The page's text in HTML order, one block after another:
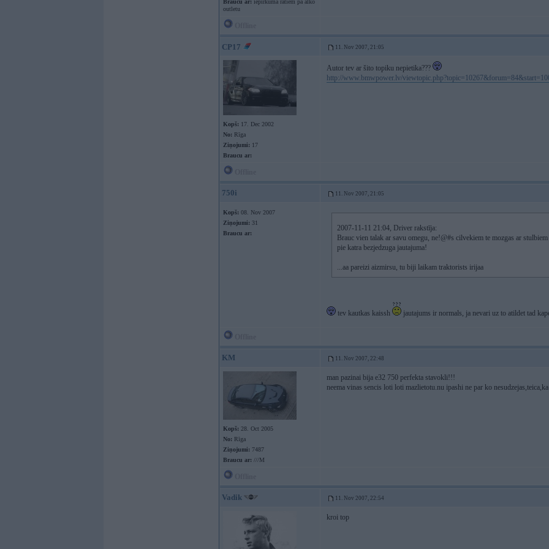
Braucu ar: iepirkuma ratiem pa alko
outletu
CP17 11. Nov 2007, 21:05
Kopš: 17. Dec 2002
No: Rīga
Ziņojumi: 17
Braucu ar:
Autor tev ar šito topiku nepietika???
http://www.bmwpower.lv/
750i 11. Nov 2007, 21:05
Kopš: 08. Nov 2007
Ziņojumi: 31
Braucu ar:
2007-11-11 21:04, Driver rakstīja:
Brauc vien talak ar savu omegu, ne!@#s cilvekiem te mozgas ar
pie katra bezjedzuga jautajuma!
...aa pareizi aizmirsu, tu biji laikam traktorists irijaa
tev kautkas kaissh jautajums ir normals, ja nevari uz to atildet tad
KM 11. Nov 2007, 22:48
Kopš: 28. Oct 2005
No: Rīga
Ziņojumi: 7487
Braucu ar: ///M
man pazinai bija e32 750 perfekta stavokli!!!
neema vinas sencis loti loti mazlietotu.nu ipashi ne par ko
Vadik 11. Nov 2007, 22:54
kroi top